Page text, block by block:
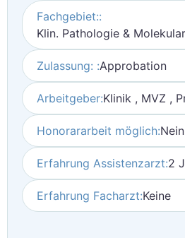
Fachgebiet::
Klin. Pathologie &
Zulassung: :Approbation
Arbeitgeber:Klinik , MVZ ,
Honorararbeit möglich:Nein
Erfahrung Assistenzarzt:2
Erfahrung Facharzt:Keine